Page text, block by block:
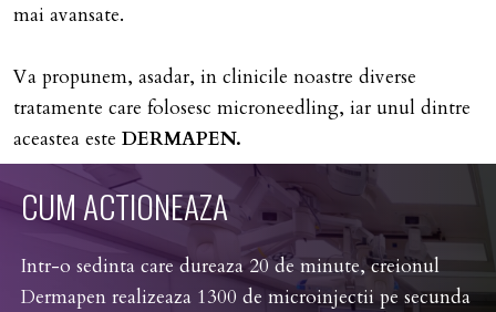
mai avansate.
Va propunem, asadar, in clinicile noastre diverse
tratamente care folosesc microneedling, iar unul dintre
aceastea este DERMAPEN.
CUM ACTIONEAZA
Intr-o sedinta care dureaza 20 de minute, creionul
Dermapen realizeaza 1300 de microinjectii pe secunda